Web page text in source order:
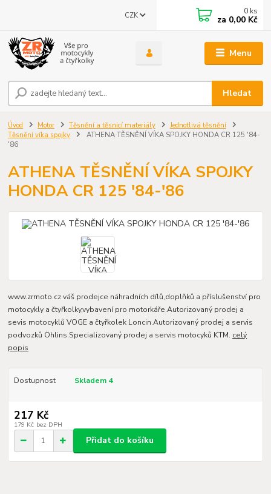
Menu
CZK
Hledat
0 ks
za 0,00 Kč
Úvod Motor Těsnění a těsnicí materiály
Jednotlivá těsnění
Těsnění víka spojky
ATHENA TĚSNĚNÍ VÍKA SPOJKY HONDA CR 125 '84-
'86
ATHENA TĚSNĚNÍ VÍKA SPOJKY
HONDA CR 125 '84-'86
www.zrmoto.cz váš prodejce náhradních dílů,doplňků a příslušenství pro
motocykly a čtyřkolky,vybavení pro motorkáře.Autorizovaný prodej a
sevis motocyklů VOGE a čtyřkolek Loncin.Autorizovaný prodej a servis
podvozků Öhlins.Specializovaný prodej a servis motocyků KTM. celý
popis
Dostupnost Skladem 4
217 Kč
179 Kč bez DPH
Přidat do košíku